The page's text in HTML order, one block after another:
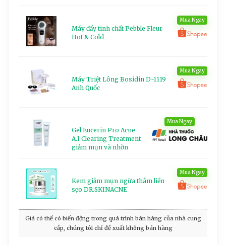
Máy đẩy tinh chất Pebble Fleur
Hot & Cold
Mua Ngay
Máy Triệt Lông Bosidin D-1119
Anh Quốc
Mua Ngay
Gel Eucerin Pro Acne
A.I Clearing Treatment
giảm mụn và nhờn
Mua Ngay
Kem giảm mụn ngừa thâm liền
sẹo DR.SKINACNE
Mua Ngay
Giá có thể có biến động trong quá trình bán hàng của nhà cung
cấp, chúng tôi chỉ đề xuất không bán hàng